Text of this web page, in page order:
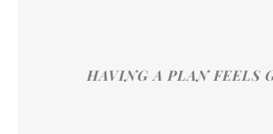
HAVING A PLAN FEELS